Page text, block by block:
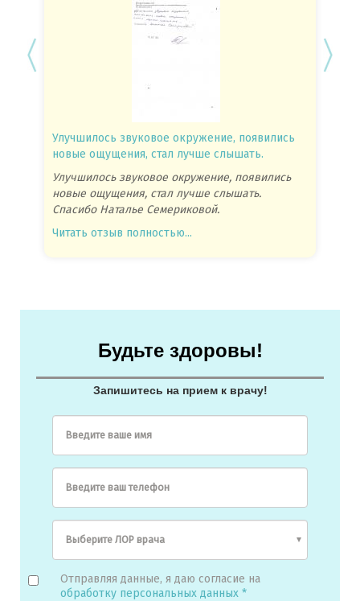
Улучшилось звуковое окружение, появились
новые ощущения, стал лучше слышать.
Улучшилось звуковое окружение, появились
новые ощущения, стал лучше слышать.
Спасибо Наталье Семериковой.
Читать отзыв полностью...
Будьте здоровы!
Запишитесь на прием к врачу!
Введите ваше имя
Введите ваш телефон
Отправляя данные, я даю согласие на
обработку персональных данных *